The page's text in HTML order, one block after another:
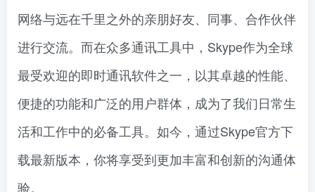
网络与远在千里之外的亲朋好友、同事、合作伙伴
进行交流。而在众多通讯工具中，Skype作为全球
最受欢迎的即时通讯软件之一，以其卓越的性能、
便捷的功能和广泛的用户群体，成为了我们日常生
活和工作中的必备工具。如今，通过Skype官方下
载最新版本，你将享受到更加丰富和创新的沟通体
验。